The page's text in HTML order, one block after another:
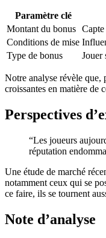
Paramètre clé
Montant du bonus
Conditions de mise
Type de bonus
Jouer
Notre analyse révèle que,
croissantes en matière de
Perspectives
“Les joueurs
réputation
Une étude de marché
notamment ceux qui se
ce faire, ils se tournent
Note d’analyse